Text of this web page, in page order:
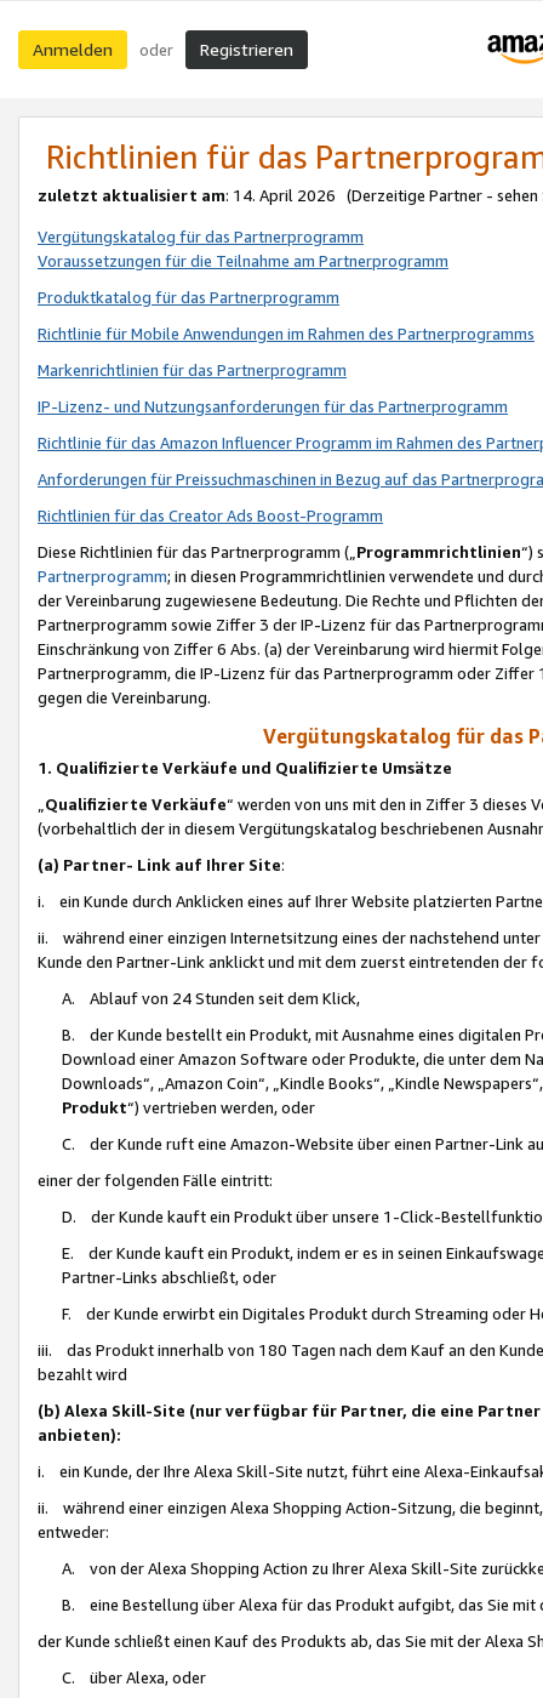
Anmelden oder Registrieren
Richtlinien für das
zuletzt aktualisiert am: 14. April 2026 (Derzeitige Partner - sehen
Vergütungskatalog für das Partnerprogramm
Voraussetzungen für die Teilnahme am Partnerprogramm
Produktkatalog für das Partnerprogramm
Richtlinie für Mobile Anwendungen im Rahmen des Partnerprogramms
Markenrichtlinien für das Partnerprogramm
IP-Lizenz- und Nutzungsanforderungen für das Partnerprogramm
Richtlinie für das Amazon Influencer Programm im Rahmen des
Anforderungen für Preissuchmaschinen in Bezug auf das
Richtlinien für das Creator Ads Boost-Programm
Diese Richtlinien für das Partnerprogramm („Programmrichtlinien“)
Partnerprogramm; in diesen Programmrichtlinien verwendete und
der Vereinbarung zugewiesene Bedeutung. Die Rechte und Pflichten
Partnerprogramm sowie Ziffer 3 der IP-Lizenz für das
Einschränkung von Ziffer 6 Abs. (a) der Vereinbarung wird hiermit
Partnerprogramm, die IP-Lizenz für das Partnerprogramm oder
gegen die Vereinbarung.
Vergütungskatalog für das
1. Qualifizierte Verkäufe und Qualifizierte Umsätze
Qualifizierte Verkäufe“ werden von uns mit den in Ziffer 3
(vorbehaltlich der in diesem Vergütungskatalog beschriebenen
(a) Partner- Link auf Ihrer Site:
i. ein Kunde durch Anklicken eines auf Ihrer Website platzierten
ii. während einer einzigen Internetsitzung eines der nachstehend
Kunde den Partner-Link anklickt und mit dem zuerst eintretenden der
A. Ablauf von 24 Stunden seit dem Klick,
B. der Kunde bestellt ein Produkt, mit Ausnahme eines digitalen
Download einer Amazon Software oder Produkte, die unter dem
Downloads“, „Amazon Coin“, „Kindle Books“, „Kindle
Produkt“) vertrieben werden, oder
C. der Kunde ruft eine Amazon-Website über einen Partner-Link
einer der folgenden Fälle eintritt:
D. der Kunde kauft ein Produkt über unsere 1-Click-
E. der Kunde kauft ein Produkt, indem er es in seinen
Partner-Links abschließt, oder
F. der Kunde erwirbt ein Digitales Produkt durch Streaming oder
iii. das Produkt innerhalb von 180 Tagen nach dem Kauf an den
bezahlt wird
(b) Alexa Skill-Site (nur verfügbar für Partner, die eine
anbieten):
i. ein Kunde, der Ihre Alexa Skill-Site nutzt, führt eine Alexa-
ii. während einer einzigen Alexa Shopping Action-Sitzung, die
entweder:
A. von der Alexa Shopping Action zu Ihrer Alexa Skill-Site
B. eine Bestellung über Alexa für das Produkt aufgibt, das Sie mit
der Kunde schließt einen Kauf des Produkts ab, das Sie mit der Alexa
C. über Alexa, oder